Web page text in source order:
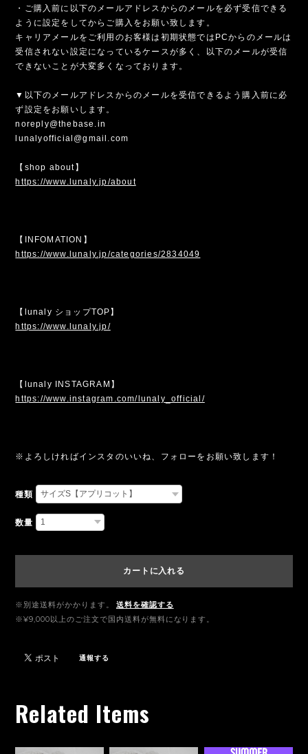
・ご購入前に以下のメールアドレスからのメールを必ず受信できる
ように設定をしてからご購入をお願い致します。
キャリアメールをご利用のお客様は初期状態ではPCからのメールは
受信されない設定になっているケースが多く、以下のメールが受信
できないことが大変多くなっております。
▼以下のメールアドレスからのメールを受信できるよう購入前に必
ず設定をお願いします。
noreply@thebase.in
lunalyofficial@gmail.com
【shop about】
https://www.lunaly.jp/about
【INFOMATION】
https://www.lunaly.jp/categories/2834049
【lunaly ショップTOP】
https://www.lunaly.jp/
【lunaly INSTAGRAM】
https://www.instagram.com/lunaly_official/
※よろしければインスタのいいね、フォローをお願い致します！
種類
数量
カートに入れる
※別途送料がかかります。
送料を確認する
※¥9,000以上のご注文で国内送料が無料になります。
通報する
Related Items